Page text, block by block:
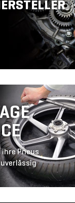
Pneus